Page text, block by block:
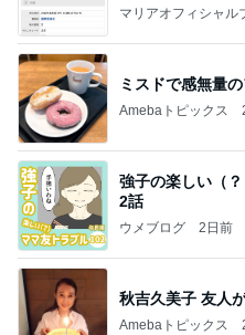
マリアオフィシャル
ミスドで感無量
Amebaトピックス
強子の楽しい（
2話
ウメブログ 2日前
秋吉久美子 友人
Amebaトピックス